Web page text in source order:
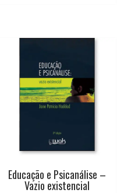
Educação e Psicanálise –
Vazio existencial